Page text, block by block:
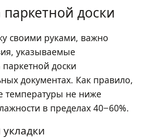
паркетной доски
своими руками, важно
указываемые
доски
документах. Как правило,
температуры не ниже
в пределах 40−60%.
укладки